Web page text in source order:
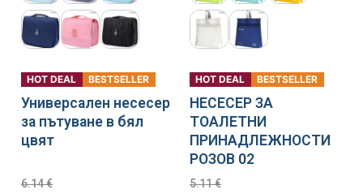
HOT DEAL BESTSELLER
Универсален несесер
за пътуване в бял
цвят
6.14€
HOT DEAL BESTSELLER
НЕСЕСЕР ЗА
ТОАЛЕТНИ
ПРИНАДЛЕЖНОСТИ
РОЗОВ 02
5.11€